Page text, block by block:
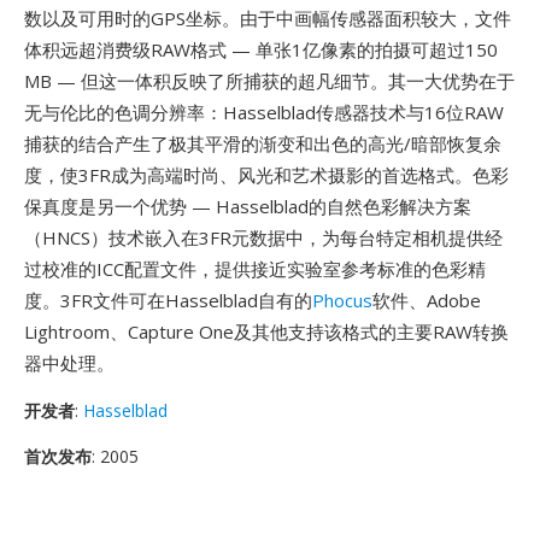
数以及可用时的GPS坐标。由于中画幅传感器面积较大，文件
体积远超消费级RAW格式 — 单张1亿像素的拍摄可超过150
MB — 但这一体积反映了所捕获的超凡细节。其一大优势在于
无与伦比的色调分辨率：Hasselblad传感器技术与16位RAW
捕获的结合产生了极其平滑的渐变和出色的高光/暗部恢复余
度，使3FR成为高端时尚、风光和艺术摄影的首选格式。色彩
保真度是另一个优势 — Hasselblad的自然色彩解决方案
（HNCS）技术嵌入在3FR元数据中，为每台特定相机提供经
过校准的ICC配置文件，提供接近实验室参考标准的色彩精
度。3FR文件可在Hasselblad自有的Phocus软件、Adobe
Lightroom、Capture One及其他支持该格式的主要RAW转换
器中处理。
开发者: Hasselblad
首次发布: 2005